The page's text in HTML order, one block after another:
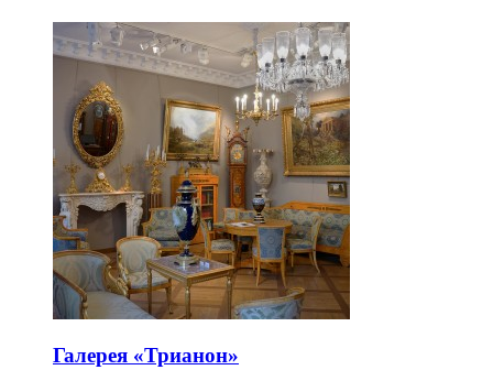
Галерея «Трианон»